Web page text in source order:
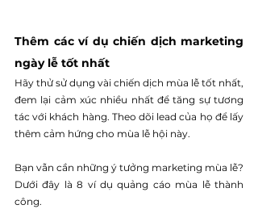
Thêm các ví dụ chiến dịch marketing
ngày lễ tốt nhất
Hãy thử sử dụng vài chiến dịch mùa lễ tốt nhất,
đem lại cảm xúc nhiều nhất để tăng sự tương
tác với khách hàng. Theo dõi lead của họ để lấy
thêm cảm hứng cho mùa lễ hội này.
Bạn vẫn cần những ý tưởng marketing mùa lễ?
Dưới đây là 8 ví dụ quảng cáo mùa lễ thành
công.